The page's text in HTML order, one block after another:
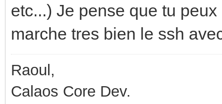
etc...) Je pense que tu
marche tres bien le ssh
Raoul,
Calaos Core Dev.